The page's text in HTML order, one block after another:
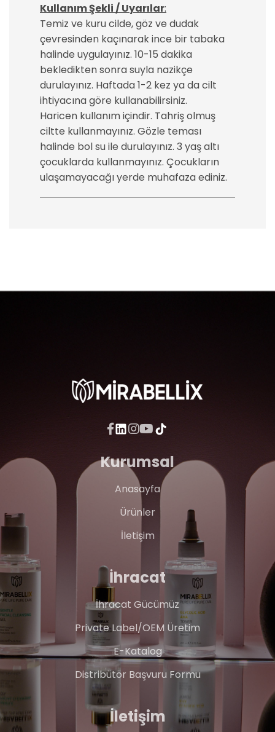
Kullanım Şekli / Uyarılar:
Temiz ve kuru cilde, göz ve dudak
çevresinden kaçınarak ince bir tabaka
halinde uygulayınız. 10-15 dakika
bekledikten sonra suyla nazikçe
durulayınız. Haftada 1-2 kez ya da cilt
ihtiyacına göre kullanabilirsiniz.
Haricen kullanım içindir. Tahriş olmuş
ciltte kullanmayınız. Gözle teması
halinde bol su ile durulayınız. 3 yaş altı
çocuklarda kullanmayınız. Çocukların
ulaşamayacağı yerde muhafaza ediniz.
Kurumsal
Anasayfa
Ürünler
İletişim
İhracat
İhracat Gücümüz
Private Label/OEM Üretim
E-Katalog
Distribütör Başvuru Formu
İletişim